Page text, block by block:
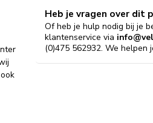
Heb je vragen over dit
Of heb je hulp nodig bij je
klantenservice via
(0)475 562932. We helpen